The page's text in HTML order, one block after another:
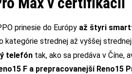
prinesie do Európy až štyri
strednej až vyššej
telefón tak, ako sa predáva v Číne,
F a prepracovanejší Reno15